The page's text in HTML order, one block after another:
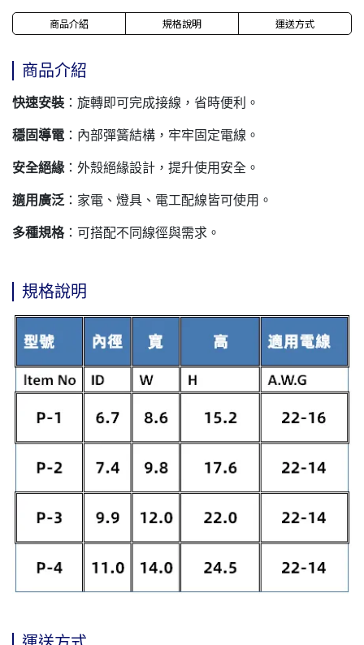
商品介紹 規格說明 運送方式
商品介紹
快速安裝 ：旋轉即可完成接線，省時便利。
穩固導電 ：內部彈簧結構，牢牢固定電線。
安全絕緣：外殼絕緣設計，提升使用安全。
適用廣泛 ：家電、燈具、電工配線皆可使用。
多種規格：可搭配不同線徑與需求。
規格說明